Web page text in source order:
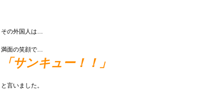
その外国人は…
満面の笑顔で…
「サンキュー！！」
と言いました。